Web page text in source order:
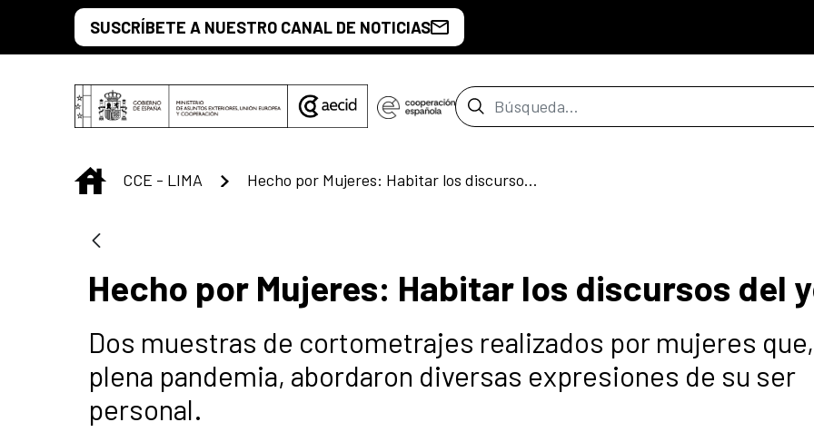
Saltar al contenido principal
SUSCRÍBETE A NUESTRO CANAL DE NOTICIAS
Barra de búsqueda
INICIO
CCE - LIMA Hecho por Mujeres: Habitar los discursos del yo
Hecho por Mujeres: Habitar los discursos del
Dos muestras de cortometrajes realizados por mujeres
plena pandemia, abordaron diversas expresiones de su ser
personal.